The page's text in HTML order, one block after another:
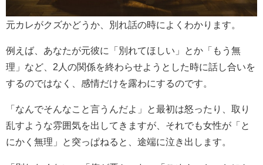
元カレがクズかどうか、別れ話の時によくわかります。
例えば、あなたが元彼に「別れてほしい」とか「もう無
理」など、2人の関係を終わらせようとした時に話し合いを
するのではなく、感情だけを露わにするのです。
「なんでそんなこと言うんだよ」と最初は怒ったり、取り
乱すような雰囲気を出してきますが、それでも女性が「と
にかく無理」と突っぱねると、途端に泣き出します。